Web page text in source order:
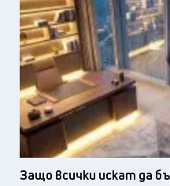
Защо всички искат да